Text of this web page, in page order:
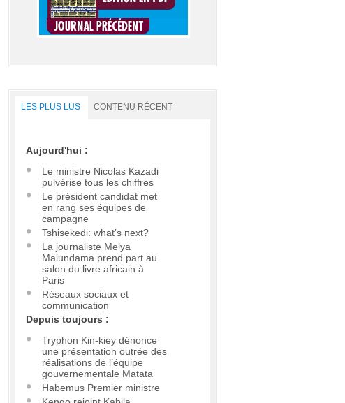
LES PLUS LUS CONTENU RÉCENT
Aujourd'hui :
Le ministre Nicolas Kazadi
pulvérise tous les chiffres
Le président candidat met
en rang ses équipes de
campagne
Tshisekedi: what’s next?
La journaliste Melya
Malundama prend part au
salon du livre africain à
Paris
Réseaux sociaux et
communication
Depuis toujours :
Tryphon Kin-kiey dénonce
une présentation outrée des
réalisations de l’équipe
gouvernementale Matata
Habemus Premier ministre